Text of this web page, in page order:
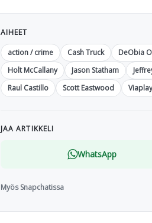
AIHEET
action / crime
Cash Truck DeObia
Holt McCallany
Jason Statham
Raul Castillo
Scott Eastwood Viaplay
JAA ARTIKKELI
WhatsApp
Myös Snapchatissa